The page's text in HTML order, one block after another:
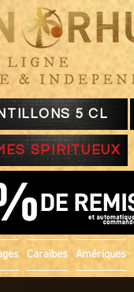
5 CL
SPIRITUEUX
Caraïbes Amériques